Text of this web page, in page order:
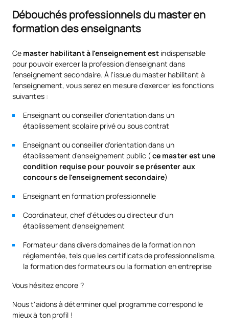
Débouchés professionnels du master en
formation des enseignants
Ce master habilitant à l'enseignement est indispensable
pour pouvoir exercer la profession d'enseignant dans
l'enseignement secondaire. À l'issue du master habilitant à
l'enseignement, vous serez en mesure d'exercer les fonctions
suivantes :
Enseignant ou conseiller d'orientation dans un
établissement scolaire privé ou sous contrat
Enseignant ou conseiller d'orientation dans un
établissement d'enseignement public (ce master est une
condition requise pour pouvoir se présenter aux
concours de l'enseignement secondaire)
Enseignant en formation professionnelle
Coordinateur, chef d'études ou directeur d'un
établissement d'enseignement
Formateur dans divers domaines de la formation non
réglementée, tels que les certificats de professionnalisme,
la formation des formateurs ou la formation en entreprise
Vous hésitez encore ?
Nous t'aidons à déterminer quel programme correspond le
mieux à ton profil !